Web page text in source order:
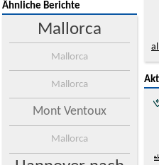
Ähnliche Berichte
Mallorca
Mallorca
Mallorca
Mont Ventoux
Mallorca